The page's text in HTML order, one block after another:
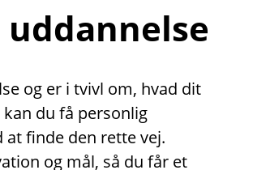
uddannelse
og er i tvivl om, hvad dit
du få personlig
finde den rette vej.
og mål, så du får et